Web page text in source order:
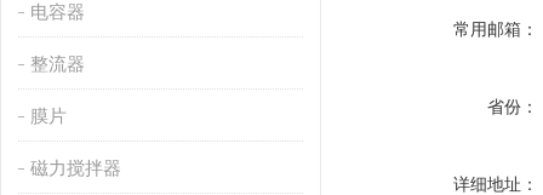
电容器
整流器
膜片
磁力搅拌器
常用邮箱：
省份：
详细地址：